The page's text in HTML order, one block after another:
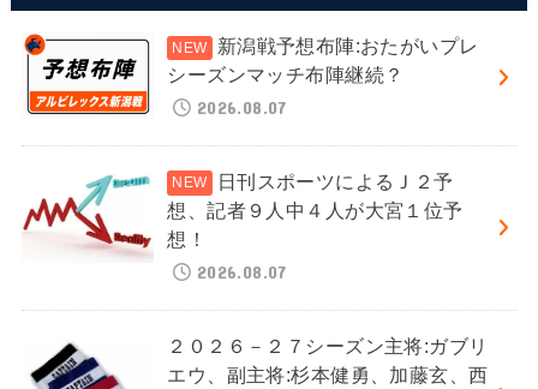
新潟戦予想布陣:おたがいプレ
シーズンマッチ布陣継続？
2026.08.07
日刊スポーツによるＪ２予
想、記者９人中４人が大宮１位予
想！
2026.08.07
２０２６－２７シーズン主将:ガブリ
エウ、副主将:杉本健勇、加藤玄、西